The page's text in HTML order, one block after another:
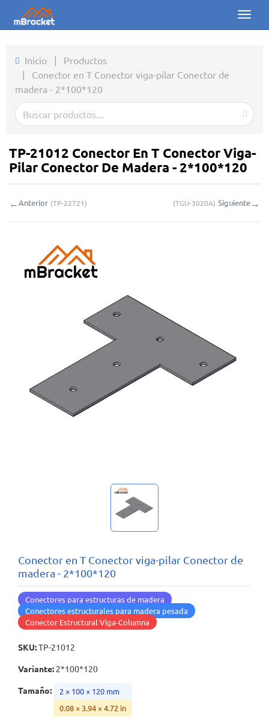
Toggle
Productos
Sobre nosotros
Descargas
Consulta en línea
Mis consultas
Inicio | Productos
| Conector en T Conector viga-pilar Conector de
madera - 2*100*120
TP-21012 Conector En T Conector Viga-
Pilar Conector De Madera - 2*100*120
←Anterior (TP-22721) (TGU-3020A) Siguiente→
Conector en T Conector viga-pilar Conector de
madera - 2*100*120
Conectores para estructuras de madera
Conectores estructurales para madera pesada
Conector Estructural Viga-Columna
SKU:TP-21012
Variante: 2*100*120
Tamaño:
2 × 100 × 120 mm
0.08 × 3.94 × 4.72 in